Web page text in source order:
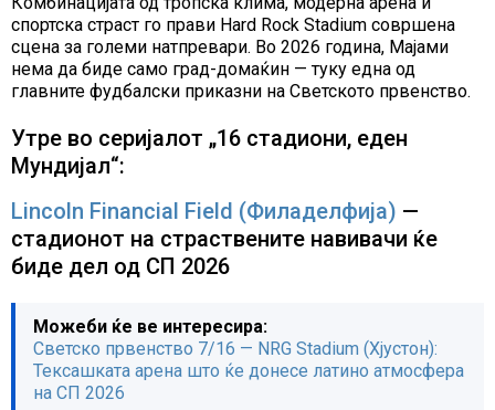
спортска страст го прави Hard Rock Stadium совршена
сцена за големи натпревари. Во 2026 година, Мајами
нема да биде само град-домаќин — туку една од
главните фудбалски приказни на Светското првенство.
Утре во серијалот „16 стадиони, еден
Мундијал“:
Lincoln Financial Field (Филаделфија) —
стадионот на страствените навивачи ќе
биде дел од СП 2026
Можеби ќе ве интересира:
Светско првенство 7/16 — NRG Stadium (Хјустон):
Тексашката арена што ќе донесе латино атмосфера
на СП 2026